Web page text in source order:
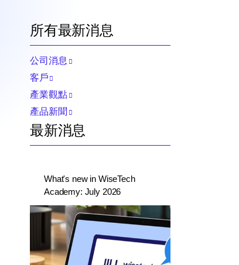
所有最新消息
公司消息
客戶
產業觀點
產品新聞
最新消息
What's new in WiseTech
Academy: July 2026